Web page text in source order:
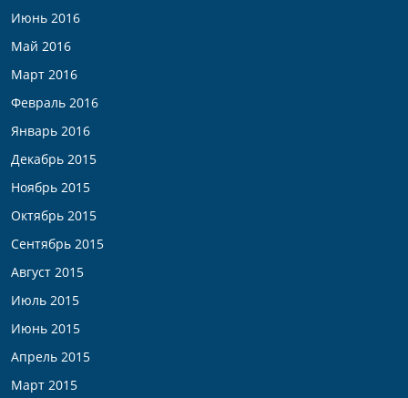
Июнь 2016
Май 2016
Март 2016
Февраль 2016
Январь 2016
Декабрь 2015
Ноябрь 2015
Октябрь 2015
Сентябрь 2015
Август 2015
Июль 2015
Июнь 2015
Апрель 2015
Март 2015